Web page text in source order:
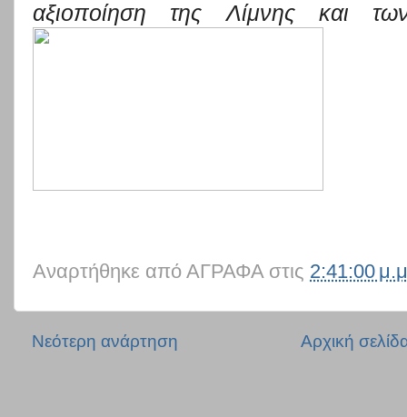
αξιοποίηση της Λίμνης και
Αναρτήθηκε από ΑΓΡΑΦΑ στις 2:41:00
Νεότερη ανάρτηση Αρχική